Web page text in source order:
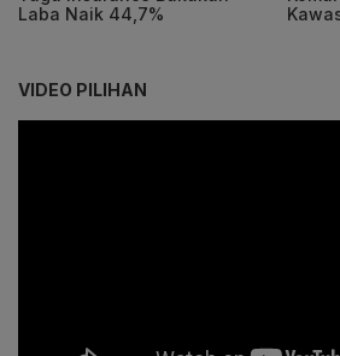
Laba Naik 44,7%
VIDEO PILIHAN